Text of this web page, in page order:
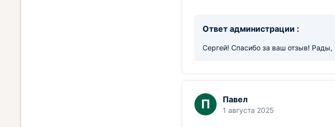
Ответ администрации :
Сергей! Спасибо за ваш отзыв!
П Павел
1 августа 2025